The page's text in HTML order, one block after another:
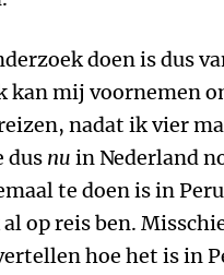
doen is dus
kan mij voornemen
nadat ik vier
dus nu in Nederland
te doen is in
op reis ben.
hoe het is in